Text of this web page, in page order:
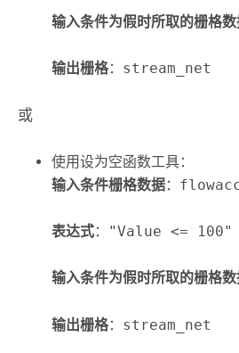
输入条件为假时所取的栅格
输出栅格： stream_net
或
使用设为空函数工具：
输入条件栅格数据：
表达式： "Value <= 100"
输入条件为假时所取的栅格
输出栅格： stream_net